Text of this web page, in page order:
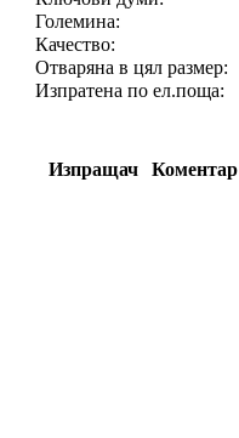
Големина:
Качество:
Отваряна в цял размер:
Изпратена по ел.поща:
Изпращач Коментар